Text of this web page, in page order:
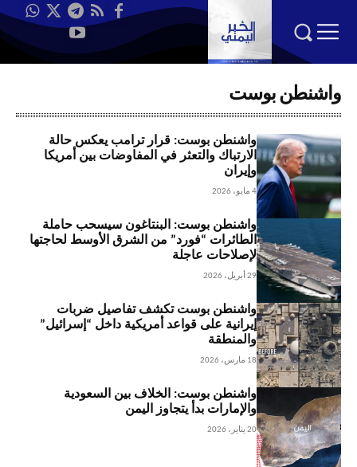
واشنطن بوست
واشنطن بوست: قرار ترامب يعكس حالة
الارتباك والتعثر في المفاوضات بين أمريكا
وإيران
4 مايو، 2026
واشنطن بوست: البنتاغون سيسحب حاملة
الطائرات “فورد” من الشرق الأوسط لحاجتها
لإصلاحات عاجلة
29 أبريل، 2026
واشنطن بوست تكشف تفاصيل ضربات
إيرانية على قواعد أمريكية داخل “إسرائيل”
والمنطقة
18 مارس، 2026
واشنطن بوست: الخلاف بين السعودية
والإمارات بدأ يتجاوز اليمن
20 يناير، 2026